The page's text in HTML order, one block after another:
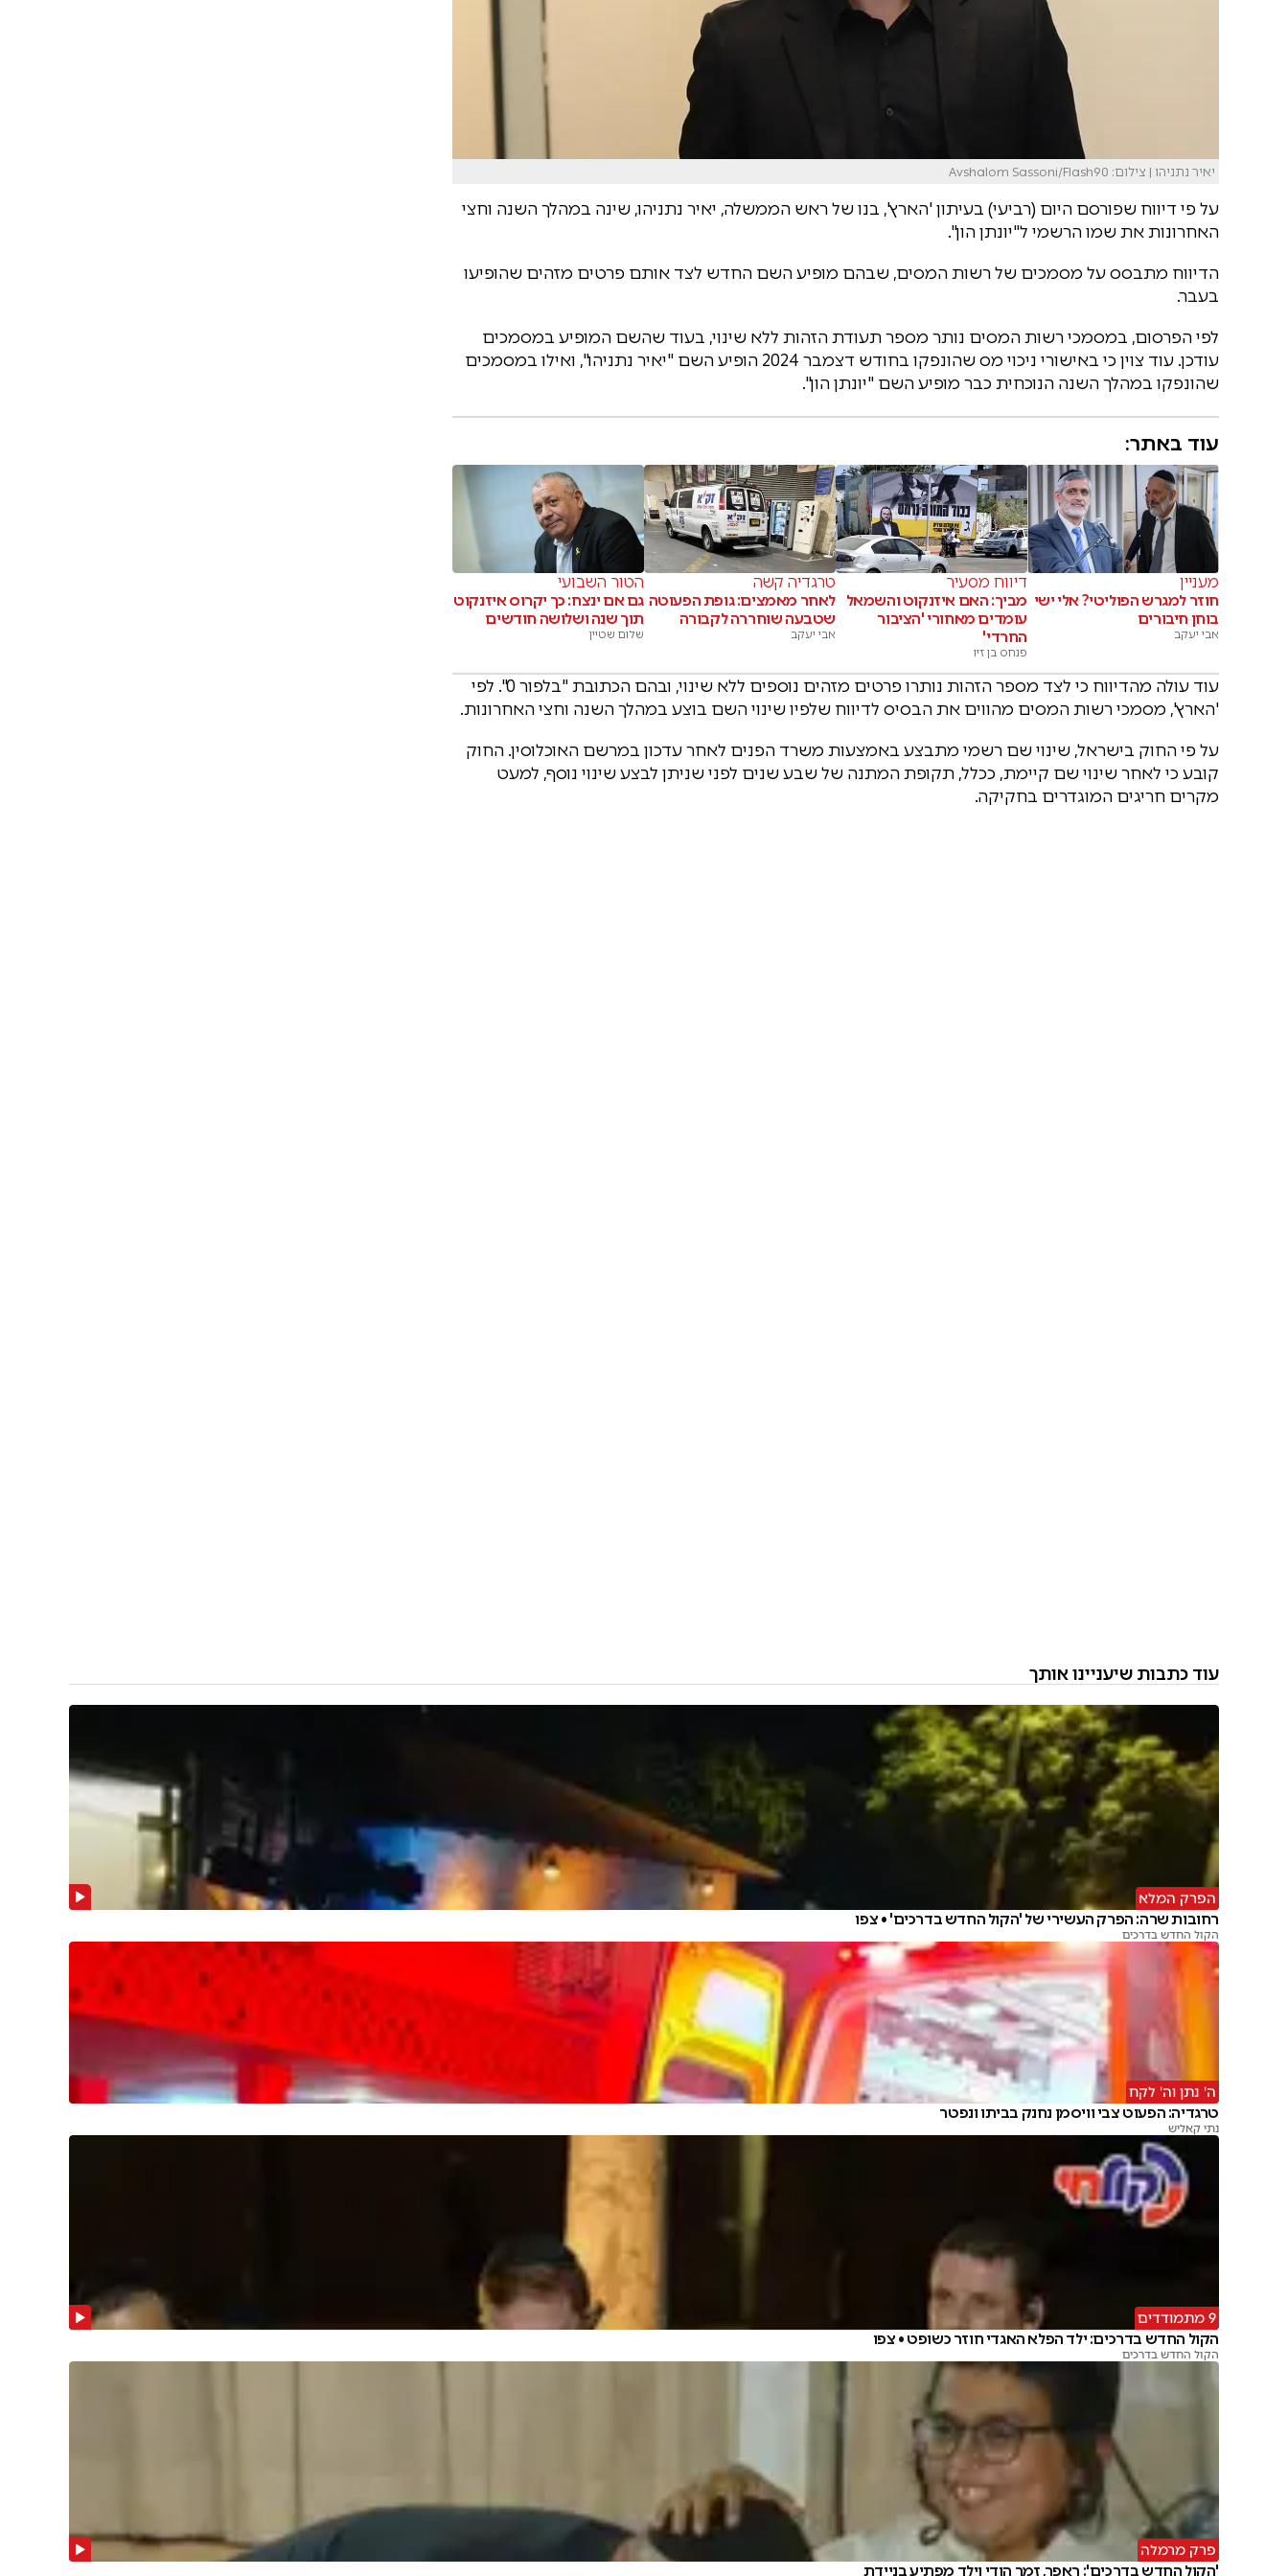
יאיר נתניהו | צילום: Avshalom Sassoni/Flash90
על פי דיווח שפורסם היום (רביעי) בעיתון 'הארץ', בנו של ראש הממשלה, יאיר נתניהו, שינה במהלך השנה וחצי
האחרונות את שמו הרשמי ל"יונתן הון".
הדיווח מתבסס על מסמכים של רשות המסים, שבהם מופיע השם החדש לצד אותם פרטים מזהים שהופיעו
בעבר.
לפי הפרסום, במסמכי רשות המסים נותר מספר תעודת הזהות ללא שינוי, בעוד שהשם המופיע במסמכים
עודכן. עוד צוין כי באישורי ניכוי מס שהונפקו בחודש דצמבר 2024 הופיע השם "יאיר נתניהו", ואילו במסמכים
שהונפקו במהלך השנה הנוכחית כבר מופיע השם "יונתן הון".
עוד באתר:
מעניין
חוזר למגרש הפוליטי? אלי ישי
בוחן חיבורים
אבי יעקב
דיווח מסעיר
מביך: האם איזנקוט והשמאל
עומדים מאחורי 'הציבור
החרדי'
פנחס בן זיו
טרגדיה קשה
לאחר מאמצים: גופת הפעוטה
שטבעה שוחררה לקבורה
אבי יעקב
הטור השבועי
גם אם ינצח: כך יקרוס איזנקוט
תוך שנה ושלושה חודשים
שלום שטיין
עוד עולה מהדיווח כי לצד מספר הזהות נותרו פרטים מזהים נוספים ללא שינוי, ובהם הכתובת "בלפור 0". לפי
'הארץ', מסמכי רשות המסים מהווים את הבסיס לדיווח שלפיו שינוי השם בוצע במהלך השנה וחצי האחרונות.
על פי החוק בישראל, שינוי שם רשמי מתבצע באמצעות משרד הפנים לאחר עדכון במרשם האוכלוסין. החוק
קובע כי לאחר שינוי שם קיימת, ככלל, תקופת המתנה של שבע שנים לפני שניתן לבצע שינוי נוסף, למעט
מקרים חריגים המוגדרים בחקיקה.
עוד כתבות שיעניינו אותך
הפרק המלא
רחובות שרה: הפרק העשירי של 'הקול החדש בדרכים' • צפו
הקול החדש בדרכים
ה' נתן וה' לקח
טרגדיה: הפעוט צבי וויסמן נחנק בביתו ונפטר
נתי קאליש
9 מתמודדים
הקול החדש בדרכים: ילד הפלא האגדי חוזר כשופט • צפו
הקול החדש בדרכים
פרק מרמלה
'הקול החדש בדרכים': ראפר, זמר הודי וילד מפתיע בניידת